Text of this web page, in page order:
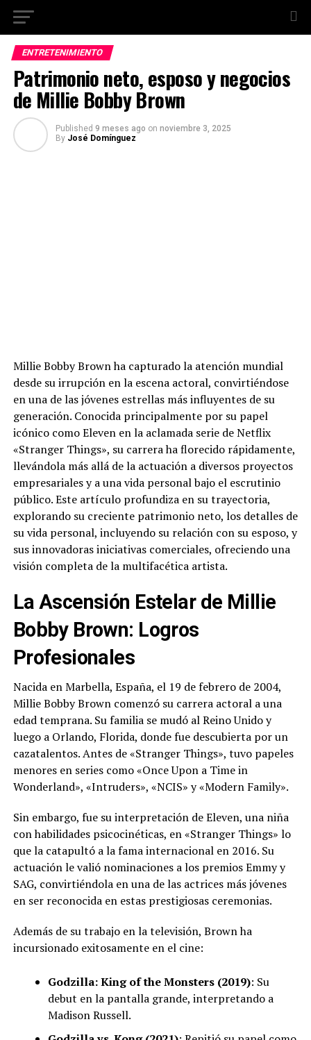
ENTRETENIMIENTO
Patrimonio neto, esposo y negocios
de Millie Bobby Brown
Published 9 meses ago on noviembre 3, 2025
By José Domínguez
Millie Bobby Brown ha capturado la atención mundial
desde su irrupción en la escena actoral, convirtiéndose
en una de las jóvenes estrellas más influyentes de su
generación. Conocida principalmente por su papel
icónico como Eleven en la aclamada serie de Netflix
«Stranger Things», su carrera ha florecido rápidamente,
llevándola más allá de la actuación a diversos proyectos
empresariales y a una vida personal bajo el escrutinio
público. Este artículo profundiza en su trayectoria,
explorando su creciente patrimonio neto, los detalles de
su vida personal, incluyendo su relación con su esposo, y
sus innovadoras iniciativas comerciales, ofreciendo una
visión completa de la multifacética artista.
La Ascensión Estelar de Millie
Bobby Brown: Logros
Profesionales
Nacida en Marbella, España, el 19 de febrero de 2004,
Millie Bobby Brown comenzó su carrera actoral a una
edad temprana. Su familia se mudó al Reino Unido y
luego a Orlando, Florida, donde fue descubierta por un
cazatalentos. Antes de «Stranger Things», tuvo papeles
menores en series como «Once Upon a Time in
Wonderland», «Intruders», «NCIS» y «Modern Family».
Sin embargo, fue su interpretación de Eleven, una niña
con habilidades psicocinéticas, en «Stranger Things» lo
que la catapultó a la fama internacional en 2016. Su
actuación le valió nominaciones a los premios Emmy y
SAG, convirtiéndola en una de las actrices más jóvenes
en ser reconocida en estas prestigiosas ceremonias.
Además de su trabajo en la televisión, Brown ha
incursionado exitosamente en el cine:
Godzilla: King of the Monsters (2019): Su
debut en la pantalla grande, interpretando a
Madison Russell.